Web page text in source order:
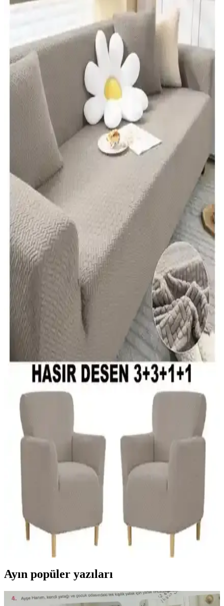
Modern tasarımlı erkek battaniyeleri, dekorasyona şıklık ve
fonksiyonellik katarak yaşam alanlarınızı sıcak ve estetik hale getirir.
Mavi Halı Örtüsü: Estetik ve Konforu Bir Arada
Sunan Modern Dekorasyon Seçeneği
Mavi halı örtüsü, estetik ve fonksiyonelliği bir arada sunar. Modern
tasarımlarıyla yaşam alanlarına ferahlık katarken, dayanıklı ve kolay
temizlenebilir özellikleriyle kullanım kolaylığı sağlar.
Velerde Home Koltuk ve Çekyat Örtüleri
Karşılaştırması: Malzeme, Boyut ve Kullanım
İki Velerde Home koltuk örtüsü ürününün malzeme, boyut ve
kullanım özellikleri detaylı analiz edilerek, dayanıklılık ve estetik
açısından karşılaştırıldı. Kullanıcı yorumlarıyla ürünlerin avantajları
ve olası dezavantajları ortaya kondu.
Koltuk Örtüsü Karşılaştırması: Kaymaz ve Şönil
Modellerinin Özellikleri ve Kullanıcı Yorumları
İki farklı koltuk örtüsü modelinin malzeme, kullanım kolaylığı ve
kullanıcı geri bildirimleriyle karşılaştırması, seçim yaparken dikkat
edilmesi gereken noktaları içeriyor.
Latuda ve Velerde Home Vessel Çift Taraflı Çekyat
ve Koltuk Örtüsü Karşılaştırması
Latuda ve Velerde Home Vessel ürünleri, kaymaz özellikleri ve
kumaş kalitesiyle öne çıkıyor. Kullanıcılar, dayanıklılık ve bakım
kolaylığı açısından değerlendirmeler yapıyor. Her iki ürün de çeşitli
tasarım ve kullanım avantajları sunuyor.
Koltuk Örtüsü Karşılaştırması: Latuda Concept ve
Viaden Merlin Ürünlerinin Özellikleri
Latuda Concept ve Viaden Merlin koltuk örtüleri, farklı kumaş ve
özellikleriyle dayanıklılık ve kullanım kolaylığı sunuyor. Her iki
ürün de kaymaz özellikleriyle öne çıkarken, temizlik ve bakım
açısından farklı avantajlar sağlıyor.
Kadife ve Süngerli Koltuk Örtüleri Karşılaştırması:
Malzeme, Tasarım ve Kullanım Özellikleri
İki farklı koltuk örtüsü ürününün malzeme, tasarım ve kullanım
özellikleri karşılaştırılıyor. Kaymaz özellikleri, konfor ve estetik
detaylar detaylı incelenerek, ev dekorasyonuna uygun en iyi
seçeneği belirlemenize yardımcı olur.
Bright Home 3.3.1.1 Modern ve Dayanıklı
Geometrik Desenli Koltuk Örtüsü Seti
Bright Home 3.3.1.1 koltuk örtüsü seti, şık geometrik tasarımı ve
dayanıklı malzemeleriyle koltuklarınızı korur ve yeniler, kolay
temizlenir ve estetik bir görünüm sağlar.
Ayın popüler yazıları